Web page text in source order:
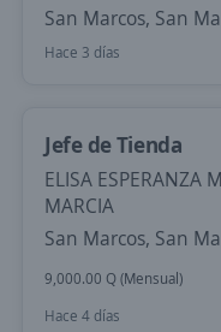
San Marcos, San
Hace 3 días
Jefe de Tienda
ELISA ESPERANZA
MARCIA
San Marcos, San
9,000.00 Q (Mensual)
Hace 4 días